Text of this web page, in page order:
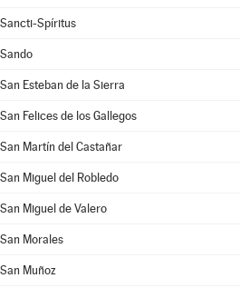
Sancti-Spíritus
Sando
San Esteban de la Sierra
San Felices de los Gallegos
San Martín del Castañar
San Miguel del Robledo
San Miguel de Valero
San Morales
San Muñoz